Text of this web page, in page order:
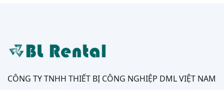
CÔNG TY TNHH THIẾT BỊ CÔNG NGHIỆP DML VIỆT NAM